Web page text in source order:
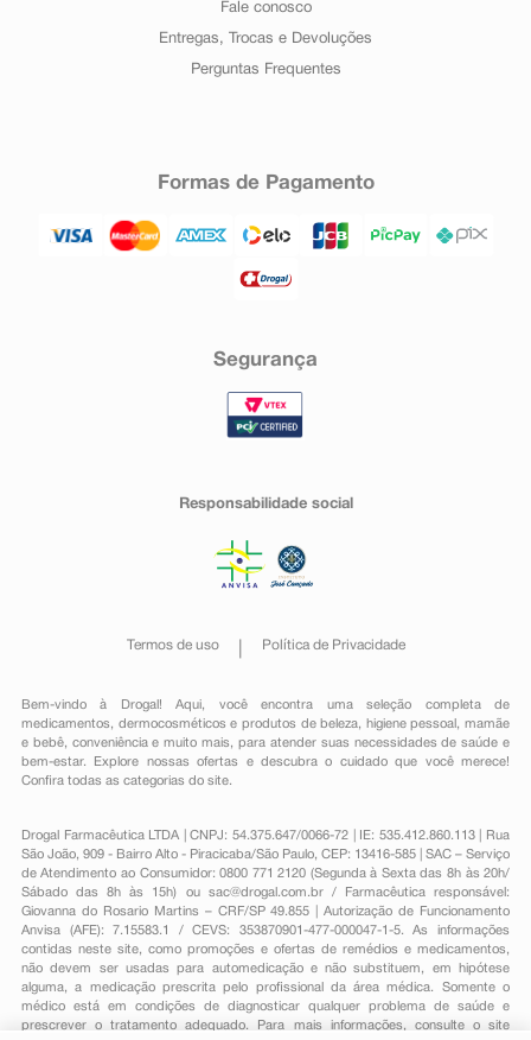
Fale conosco
Entregas, Trocas e Devoluções
Perguntas Frequentes
Formas de Pagamento
Segurança
Responsabilidade social
Termos de uso Política de Privacidade
Bem-vindo à Drogal! Aqui, você encontra uma seleção completa de
medicamentos , dermocosméticos e produtos de beleza, higiene pessoal ,mamãe
e bebê, conveniênciae muito mais, para atender suas necessidades de saúde e
bem-estar. Explore nossas ofertas e descubra o cuidado que você merece!
Confira todas as categorias do site.
Drogal Farmacêutica LTDA | CNPJ: 54.375.647/0066-72 | IE: 535.412.860.113 | Rua
São João, 909 - Bairro Alto - Piracicaba/São Paulo, CEP: 13416-585 | SAC – Serviço
de Atendimento ao Consumidor: 0800 771 2120 (Segunda à Sexta das 8h às 20h/
Sábado das 8h às 15h) ou sac@drogal.com.br/ Farmacêutica responsável:
Giovanna do Rosario Martins – CRF/SP 49.855 | Autorização de Funcionamento
Anvisa (AFE): 7.15583.1 / CEVS: 353870901-477-000047-1-5. As informações
contidas neste site, como promoções e ofertas de remédios e medicamentos,
não devem ser usadas para automedicação e não substituem, em hipótese
alguma, a medicação prescrita pelo profissional da área médica. Somente o
médico está em condições de diagnosticar qualquer problema de saúde e
prescrever o tratamento adequado. Para mais informações, consulte o site